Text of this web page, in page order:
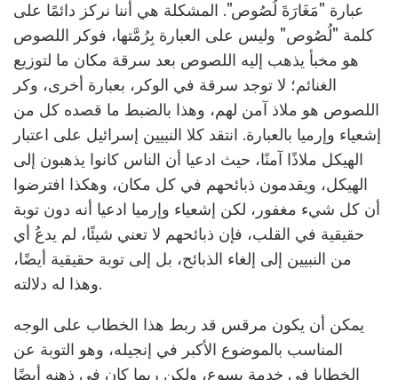
عبارة "مَغَارَةَ لُصُوص". المشكلة هي أننا نركز دائمًا على
كلمة "لُصُوص" وليس على العبارة بِرُمَّتها، فوكر اللصوص
هو مخبأ يذهب إليه اللصوص بعد سرقة مكان ما لتوزيع
الغنائم؛ لا توجد سرقة في الوكر، بعبارة أخرى، وكر
اللصوص هو ملاذ آمن لهم، وهذا بالضبط ما قصده كل من
إشعياء وإرميا بالعبارة. انتقد كلا النبيين إسرائيل على اعتبار
الهيكل ملاذًا آمنًا، حيث ادعيا أن الناس كانوا يذهبون إلى
الهيكل، ويقدمون ذبائحهم في كل مكان، وهكذا افترضوا
أن كل شيء مغفور، لكن إشعياء وإرميا ادعيا أنه دون توبة
حقيقية في القلب، فإن ذبائحهم لا تعني شيئًا، لم يدعُ أي
من النبيين إلى إلغاء الذبائح، بل إلى توبة حقيقية أيضًا،
وهذا له دلالته.
يمكن أن يكون مرقس قد ربط هذا الخطاب على الوجه
المناسب بالموضوع الأكبر في إنجيله، وهو التوبة عن
الخطايا في خدمة يسوع، ولكن ربما كان في ذهنه أيضًا